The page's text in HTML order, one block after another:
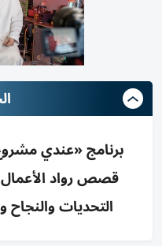
برنامج «عندي
التحديات والنجاح